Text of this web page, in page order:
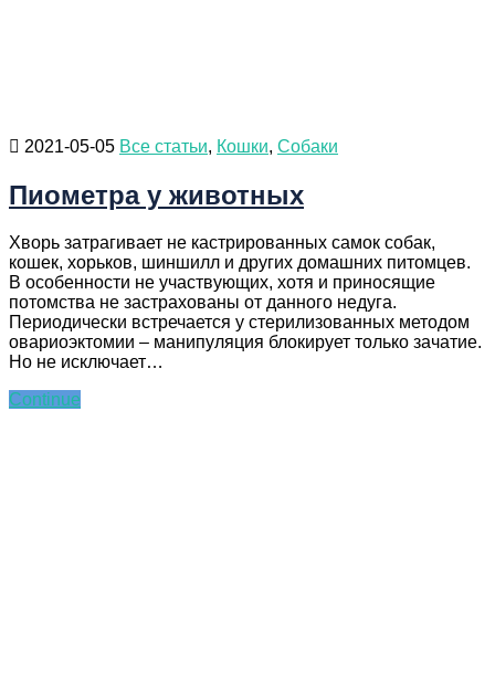
2021-05-05 Все статьи, Кошки, Собаки
Пиометра у животных
Хворь затрагивает не кастрированных самок собак,
кошек, хорьков, шиншилл и других домашних питомцев.
В особенности не участвующих, хотя и приносящие
потомства не застрахованы от данного недуга.
Периодически встречается у стерилизованных методом
овариоэктомии – манипуляция блокирует только зачатие.
Но не исключает…
Continue